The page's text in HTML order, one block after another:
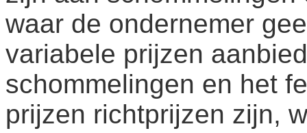
waar de ondernemer
variabele prijzen
schommelingen en het
prijzen richtprijzen zijn,